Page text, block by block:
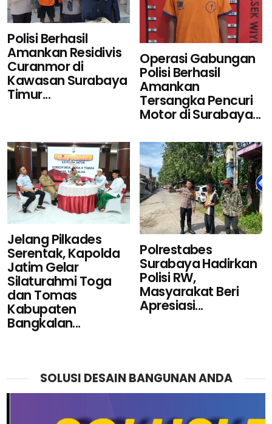
Polisi Berhasil
Amankan Residivis
Curanmor di
Kawasan Surabaya
Timur...
Operasi Gabungan
Polisi Berhasil
Amankan
Tersangka Pencuri
Motor di Surabaya...
Jelang Pilkades
Serentak, Kapolda
Jatim Gelar
Silaturahmi Toga
dan Tomas
Kabupaten
Bangkalan...
Polrestabes
Surabaya Hadirkan
Polisi RW,
Masyarakat Beri
Apresiasi...
SOLUSI DESAIN BANGUNAN ANDA